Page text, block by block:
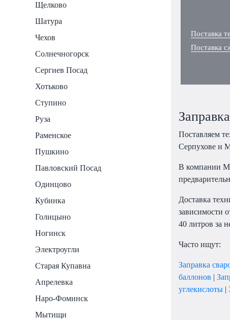
Щелково
Шатура
Чехов
Солнечногорск
Сергиев Посад
Хотьково
Ступино
Руза
Раменское
Пушкино
Павловский Посад
Одинцово
Кубинка
Голицыно
Ногинск
Электроугли
Старая Купавна
Апрелевка
Наро-Фоминск
Мытищи
Поставка
Поставка
Поставляем
Серпухове и
В компании
Доставка
зависимости
40 литров за
Часто ищут:
Заправка
баллонов |
углекислоты |